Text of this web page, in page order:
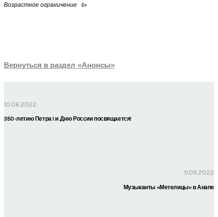
Возрастное ограничение 6+
Вернуться в раздел «Анонсы»
10.06.2022
350-летию Петра I и Дню России посвящается!
11.09.2022
Музыканты «Метелицы» в Анапе